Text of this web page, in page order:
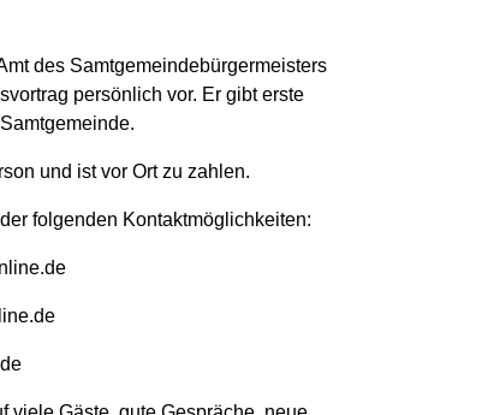
des Samtgemeindebürgermeisters
persönlich vor. Er gibt erste
und ist vor Ort zu zahlen.
folgenden Kontaktmöglichkeiten: